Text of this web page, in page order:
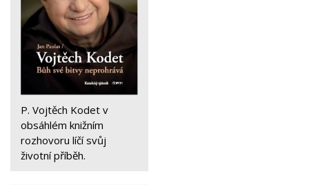
P. Vojtěch Kodet v
obsáhlém knižním
rozhovoru líčí svůj
životní příběh.